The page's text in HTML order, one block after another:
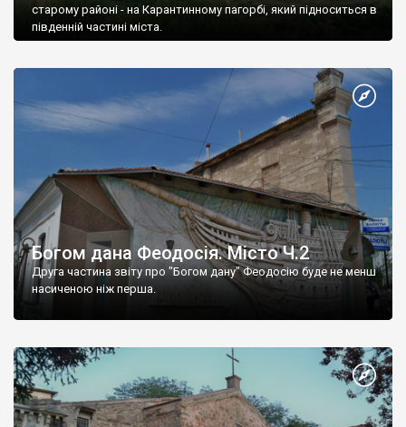
старому районі - на Карантинному пагорбі, який підноситься в
південній частині міста.
Богом дана Феодосія. Місто Ч.2
Друга частина звіту про "Богом дану" Феодосію буде не менш
насиченою ніж перша.